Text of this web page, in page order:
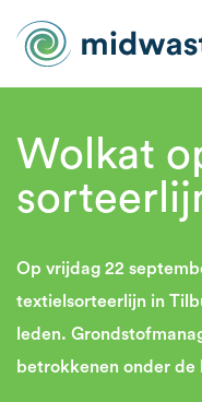
Wolkat
Op vrijdag 22
textielsorteerlijn in
leden.
betrokkenen onder de